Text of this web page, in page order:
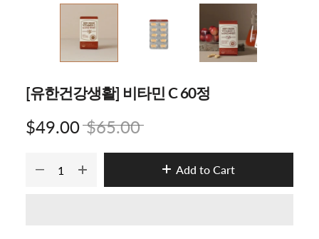
[유한건강생활] 비타민 C 60정
$49.00 $65.00
Add to Cart